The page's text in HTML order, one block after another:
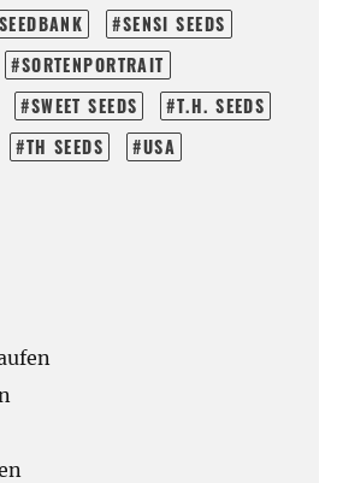
SEEDBANK
SENSI SEEDS
SORTENPORTRAIT
SWEET SEEDS
T.H. SEEDS
TH SEEDS USA